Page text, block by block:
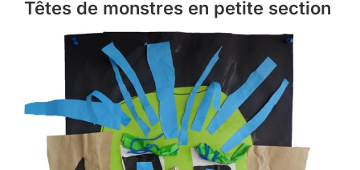
Têtes de monstres en petite section